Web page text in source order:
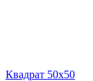
Квадрат 50х50